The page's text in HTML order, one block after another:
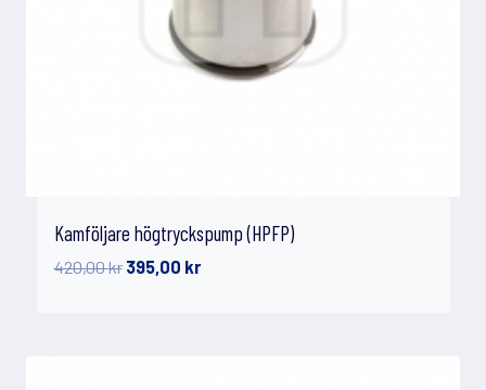
Kamföljare högtryckspump (HPFP)
420,00kr Det
395,00 krDet